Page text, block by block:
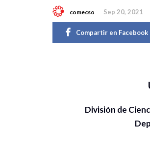
comecso Sep 20, 2021
Compartir en Facebook
División de